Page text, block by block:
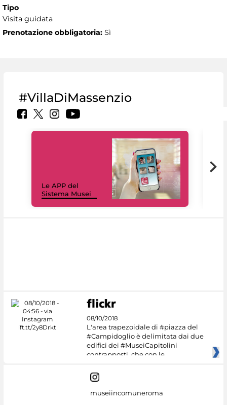
Tipo
Visita guidata
Prenotazione obbligatoria: Sì
#VillaDiMassenzio
Le APP del
Sistema Musei
08/10/2018
L'area trapezoidale di #piazza del
#Campidoglio è delimitata dai due
edifici dei #MuseiCapitolini
contrapposti, che con le
museiincomuneroma